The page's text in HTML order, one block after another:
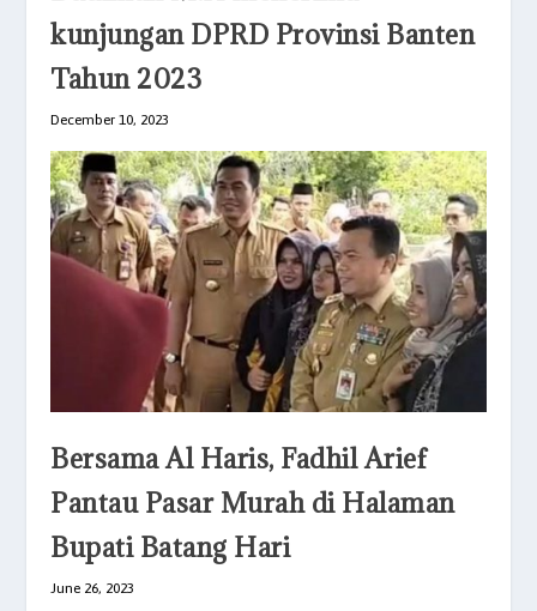
kunjungan DPRD Provinsi Banten
Tahun 2023
December 10, 2023
Bersama Al Haris, Fadhil Arief
Pantau Pasar Murah di Halaman
Bupati Batang Hari
June 26, 2023